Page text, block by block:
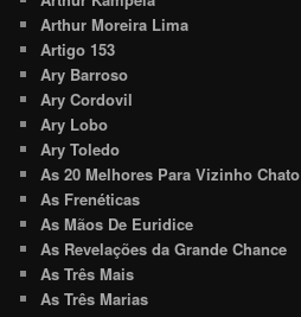
Arthur Moreira Lima
Artigo 153
Ary Barroso
Ary Cordovil
Ary Lobo
Ary Toledo
As 20 Melhores Para Vizinho Chato
As Frenéticas
As Mãos De Euridice
As Revelações da Grande Chance
As Três Mais
As Três Marias